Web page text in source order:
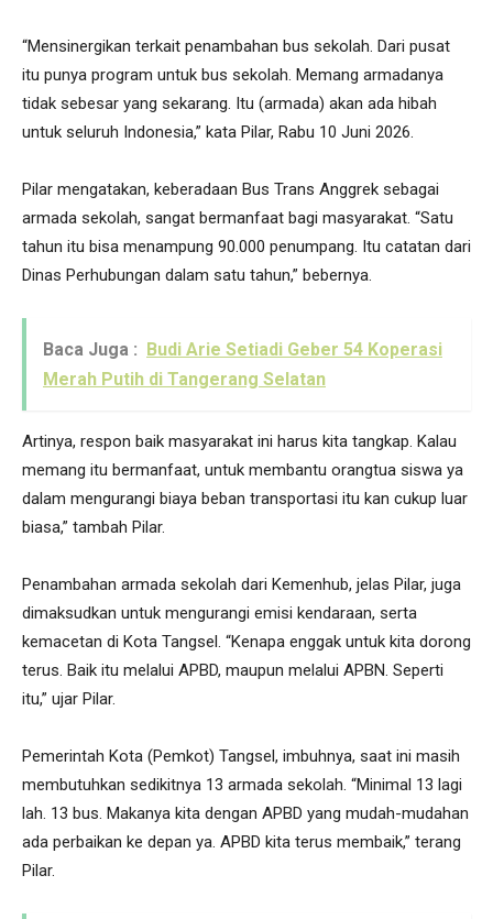
“Mensinergikan terkait penambahan bus sekolah. Dari pusat
itu punya program untuk bus sekolah. Memang armadanya
tidak sebesar yang sekarang. Itu (armada) akan ada hibah
untuk seluruh Indonesia,” kata Pilar, Rabu 10 Juni 2026.
Pilar mengatakan, keberadaan Bus Trans Anggrek sebagai
armada sekolah, sangat bermanfaat bagi masyarakat. “Satu
tahun itu bisa menampung 90.000 penumpang. Itu catatan dari
Dinas Perhubungan dalam satu tahun,” bebernya.
Baca Juga : Budi Arie Setiadi Geber 54 Koperasi
Merah Putih di Tangerang Selatan
Artinya, respon baik masyarakat ini harus kita tangkap. Kalau
memang itu bermanfaat, untuk membantu orangtua siswa ya
dalam mengurangi biaya beban transportasi itu kan cukup luar
biasa,” tambah Pilar.
Penambahan armada sekolah dari Kemenhub, jelas Pilar, juga
dimaksudkan untuk mengurangi emisi kendaraan, serta
kemacetan di Kota Tangsel. “Kenapa enggak untuk kita dorong
terus. Baik itu melalui APBD, maupun melalui APBN. Seperti
itu,” ujar Pilar.
Pemerintah Kota (Pemkot) Tangsel, imbuhnya, saat ini masih
membutuhkan sedikitnya 13 armada sekolah. “Minimal 13 lagi
lah. 13 bus. Makanya kita dengan APBD yang mudah-mudahan
ada perbaikan ke depan ya. APBD kita terus membaik,” terang
Pilar.